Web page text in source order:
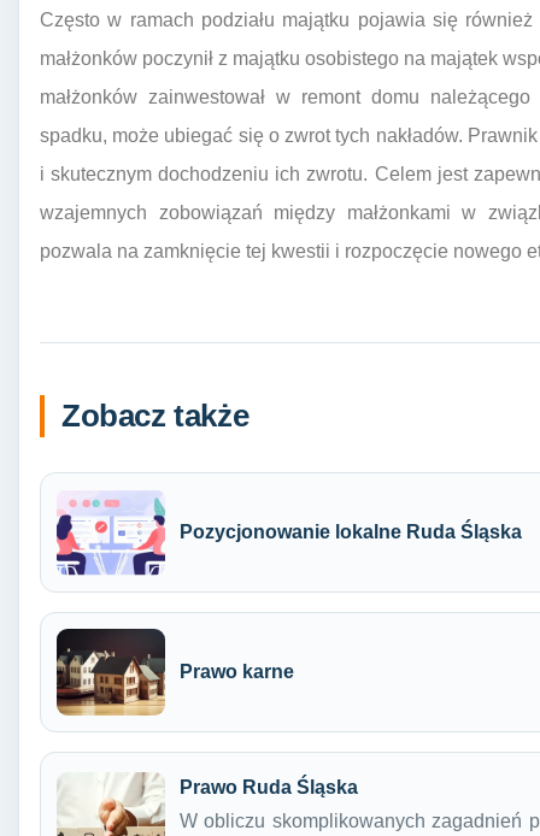
Często w ramach podziału majątku pojawia się
małżonków poczynił z majątku osobistego na majątek
małżonków zainwestował w remont domu
spadku, może ubiegać się o zwrot tych nakładów.
i skutecznym dochodzeniu ich zwrotu. Celem jest
wzajemnych zobowiązań między małżonkami w
pozwala na zamknięcie tej kwestii i rozpoczęcie nowego
Zobacz także
Pozycjonowanie lokalne Ruda Śląska
Prawo karne
Prawo Ruda Śląska
W obliczu skomplikowanych zagadnień